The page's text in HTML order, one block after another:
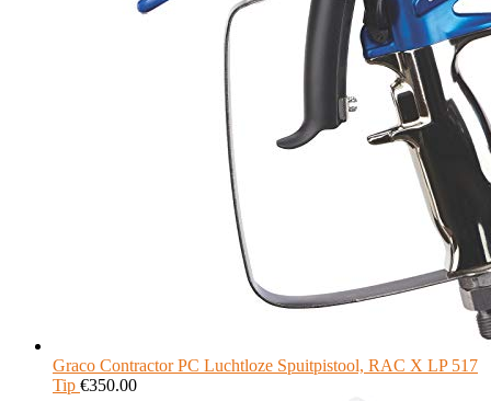
Graco Contractor PC Luchtloze Spuitpistool, RAC X LP 517
Tip €350.00